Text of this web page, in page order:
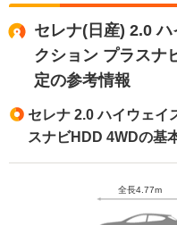
セレナ(日産) 2.0
クション プラスナ
定の参考情報
セレナ 2.0 ハイウェイ
スナビHDD 4WDの基
全長4.77m